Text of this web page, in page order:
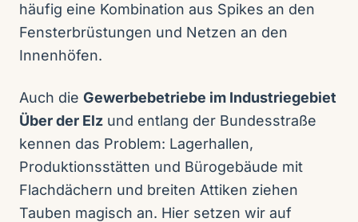
häufig eine Kombination aus Spikes an den
Fensterbrüstungen und Netzen an den
Innenhöfen.
Auch die Gewerbebetriebe im Industriegebiet
Über der Elz und entlang der Bundesstraße
kennen das Problem: Lagerhallen,
Produktionsstätten und Bürogebäude mit
Flachdächern und breiten Attiken ziehen
Tauben magisch an. Hier setzen wir auf